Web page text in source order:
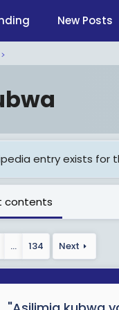
New Posts
entry exists for
contents
… 134 Next